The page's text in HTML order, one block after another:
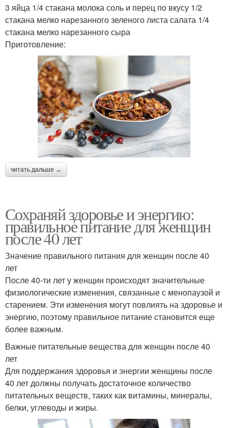
3 яйца 1/4 стакана молока соль и перец по вкусу 1/2
стакана мелко нарезанного зеленого листа салата 1/4
стакана мелко нарезанного сыра
Приготовление:
читать дальше →
Сохраняй здоровье и энергию:
правильное питание для женщин
после 40 лет
Значение правильного питания для женщин после 40
лет
После 40-ти лет у женщин происходят значительные
физиологические изменения, связанные с менопаузой и
старением. Эти изменения могут повлиять на здоровье и
энергию, поэтому правильное питание становится еще
более важным.
Важные питательные вещества для женщин после 40
лет
Для поддержания здоровья и энергии женщины после
40 лет должны получать достаточное количество
питательных веществ, таких как витамины, минералы,
белки, углеводы и жиры.